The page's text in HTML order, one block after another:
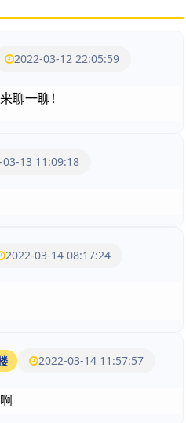
2022-03-12 22:05:59
聊一聊！
03-13 11:09:18
2022-03-14 08:17:24
2022-03-14 11:57:57